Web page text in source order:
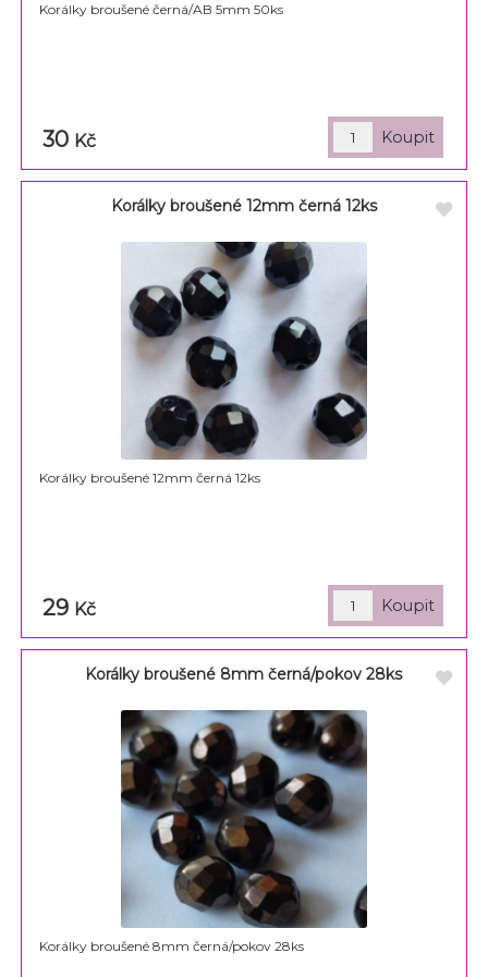
Korálky broušené černá/AB 5mm 50ks
30 Kč
Korálky broušené 12mm černá 12ks
Korálky broušené 12mm černá 12ks
29 Kč
Korálky broušené 8mm černá/pokov 28ks
Korálky broušené 8mm černá/pokov 28ks